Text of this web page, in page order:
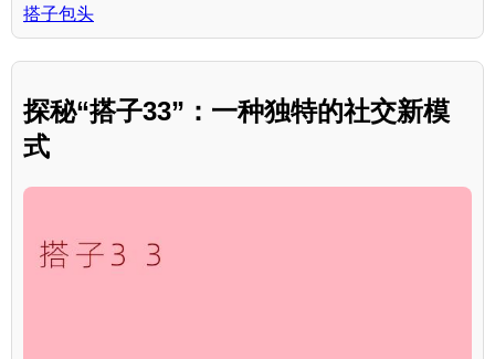
搭子包头
探秘“搭子33”：一种独特的社交新模
式